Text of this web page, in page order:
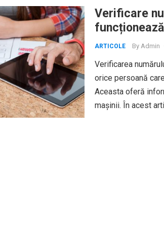
Verificare
ARTICOLE By Admin
Verificarea
orice persoană
Aceasta oferă
mașinii. În acest